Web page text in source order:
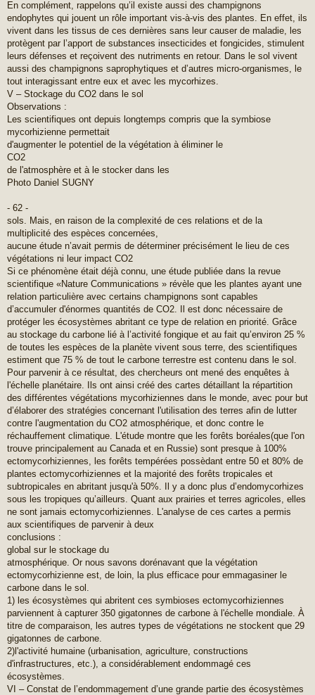
En complément, rappelons qu’il existe aussi des champignons
endophytes qui jouent un rôle important vis-à-vis des plantes. En effet, ils
vivent dans les tissus de ces dernières sans leur causer de maladie, les
protègent par l’apport de substances insecticides et fongicides, stimulent
leurs défenses et reçoivent des nutriments en retour. Dans le sol vivent
aussi des champignons saprophytiques et d’autres micro-organismes, le
tout interagissant entre eux et avec les mycorhizes.
V – Stockage du CO2 dans le sol
Observations :
Les scientifiques ont depuis longtemps compris que la symbiose
mycorhizienne permettait
d'augmenter le potentiel de la végétation à éliminer le
CO2
de l'atmosphère et à le stocker dans les
Photo Daniel SUGNY
- 62 -
sols. Mais, en raison de la complexité de ces relations et de la
multiplicité des espèces concernées,
aucune étude n’avait permis de déterminer précisément le lieu de ces
végétations ni leur impact CO2
Si ce phénomène était déjà connu, une étude publiée dans la revue
scientifique «Nature Communications » révèle que les plantes ayant une
relation particulière avec certains champignons sont capables
d’accumuler d'énormes quantités de CO2. Il est donc nécessaire de
protéger les écosystèmes abritant ce type de relation en priorité. Grâce
au stockage du carbone lié à l’activité fongique et au fait qu’environ 25 %
de toutes les espèces de la planète vivent sous terre, des scientifiques
estiment que 75 % de tout le carbone terrestre est contenu dans le sol.
Pour parvenir à ce résultat, des chercheurs ont mené des enquêtes à
l'échelle planétaire. Ils ont ainsi créé des cartes détaillant la répartition
des différentes végétations mycorhiziennes dans le monde, avec pour but
d’élaborer des stratégies concernant l'utilisation des terres afin de lutter
contre l'augmentation du CO2 atmosphérique, et donc contre le
réchauffement climatique. L'étude montre que les forêts boréales(que l'on
trouve principalement au Canada et en Russie) sont presque à 100%
ectomycorhiziennes, les forêts tempérées possèdant entre 50 et 80% de
plantes ectomycorhiziennes et la majorité des forêts tropicales et
subtropicales en abritant jusqu'à 50%. Il y a donc plus d’endomycorhizes
sous les tropiques qu’ailleurs. Quant aux prairies et terres agricoles, elles
ne sont jamais ectomycorhiziennes. L'analyse de ces cartes a permis
aux scientifiques de parvenir à deux
conclusions :
global sur le stockage du
atmosphérique. Or nous savons dorénavant que la végétation
ectomycorhizienne est, de loin, la plus efficace pour emmagasiner le
carbone dans le sol.
1) les écosystèmes qui abritent ces symbioses ectomycorhiziennes
parviennent à capturer 350 gigatonnes de carbone à l'échelle mondiale. À
titre de comparaison, les autres types de végétations ne stockent que 29
gigatonnes de carbone.
2)l'activité humaine (urbanisation, agriculture, constructions
d'infrastructures, etc.), a considérablement endommagé ces
écosystèmes.
VI – Constat de l’endommagement d’une grande partie des écosystèmes